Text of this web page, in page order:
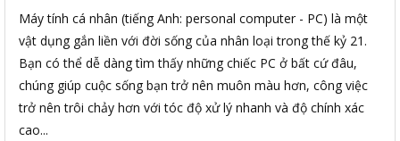
Máy tính cá nhân (tiếng Anh: personal computer - PC) là một
vật dụng gắn liền với đời sống của nhân loại trong thế kỷ 21.
Bạn có thể dễ dàng tìm thấy những chiếc PC ở bất cứ đâu,
chúng giúp cuộc sống bạn trở nên muôn màu hơn, công việc
trở nên trôi chảy hơn với tóc độ xử lý nhanh và độ chính xác
cao...